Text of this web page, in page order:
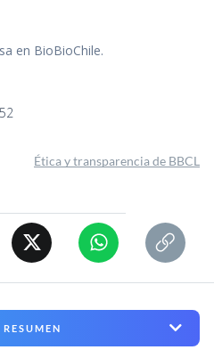
en BioBioChile.
Ética y transparencia de BBCL
RESUMEN